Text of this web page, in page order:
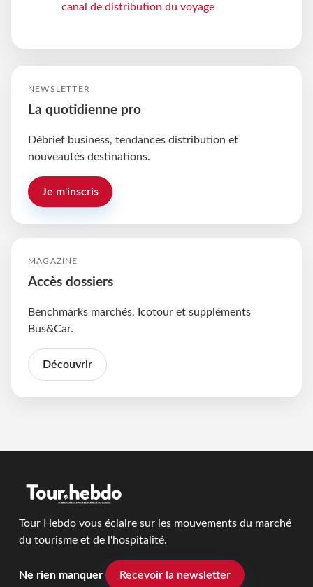
canal de distribution du voyage
NEWSLETTER
La quotidienne pro
Débrief business, tendances distribution et
nouveautés destinations.
Je m'inscris
MAGAZINE
Accès dossiers
Benchmarks marchés, Icotour et suppléments
Bus&Car.
Découvrir
Tour Hebdo vous éclaire sur les mouvements du marché
du tourisme et de l'hospitalité.
Ne rien manquer Recevoir la newsletter